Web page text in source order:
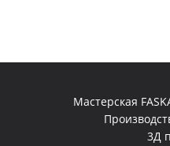
Мастерская
3Д